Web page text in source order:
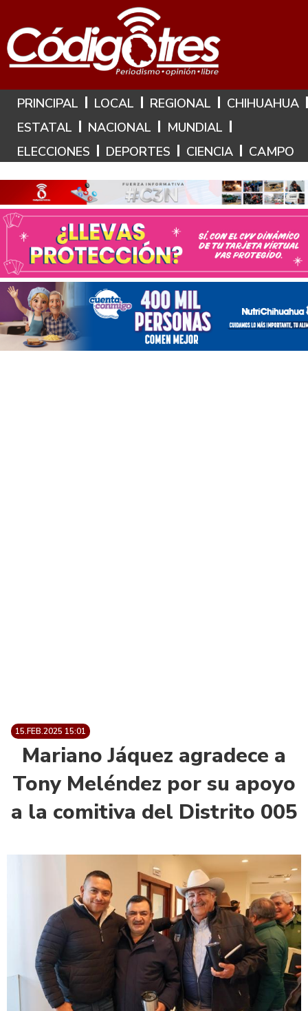
Hoy es: 6 de Agosto de 2026
PRINCIPAL LOCAL REGIONAL
CHIHUAHUA
ESTATAL
NACIONAL
MUNDIAL
ELECCIONES
DEPORTES CIENCIA CAMPO
15.FEB.2025 15:01
Mariano Jáquez agradece a
Tony Meléndez por su apoyo
a la comitiva del Distrito 005